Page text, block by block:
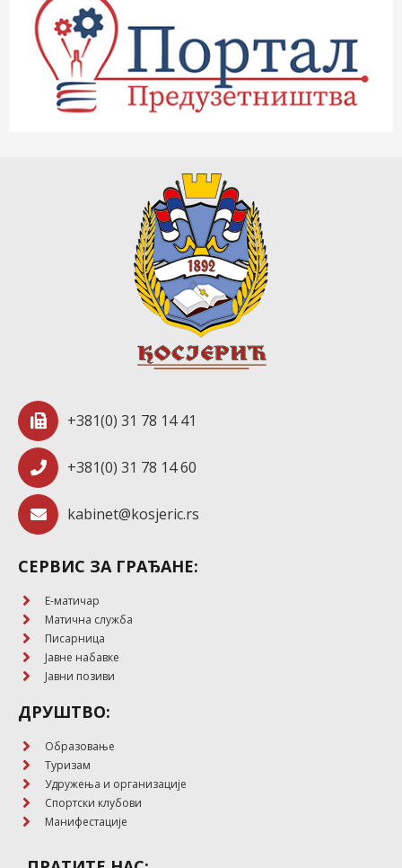
+381(0) 31 78 14 41
+381(0) 31 78 14 60
kabinet@kosjeric.rs
СЕРВИС ЗА ГРАЂАНЕ:
E-матичар
Матична служба
Писарница
Јавне набавке
Јавни позиви
ДРУШТВО:
Образовање
Туризам
Удружења и организације
Спортски клубови
Манифестације